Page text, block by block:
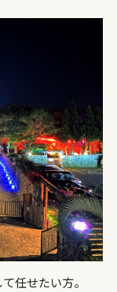
任せたい方。